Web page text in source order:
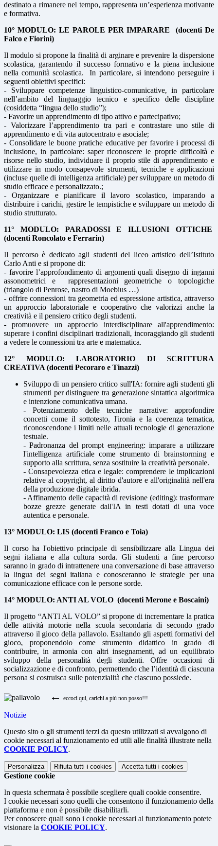
destinato a rimanere nel tempo, rappresenta un’esperienza motivante
e formativa.
10° MODULO: LE PAROLE PER IMPARARE(docenti De
Falco e Fiorini)
Il modulo si propone la finalità di arginare e prevenire la dispersione
scolastica, garantendo il successo formativo e la piena inclusione
nella comunità scolastica. In particolare, si intendono perseguire i
seguenti obiettivi specifici:
- Sviluppare competenze linguistico-comunicative, in particolare
nell’ambito del linguaggio tecnico e specifico delle discipline
(cosiddetta “lingua dello studio”);
- Favorire un apprendimento di tipo attivo e partecipativo;
- Valorizzare l’apprendimento tra pari e contrastare uno stile di
apprendimento e di vita autocentrato e asociale;
- Consolidare le buone pratiche educative per favorire i processi di
inclusione, in particolare: saper riconoscere le proprie difficoltà e
risorse nello studio, individuare il proprio stile di apprendimento e
utilizzare in modo consapevole strumenti, tecniche e applicazioni
(incluse quelle di intelligenza artificiale) per sviluppare un metodo di
studio efficace e personalizzato.;
- Organizzare e pianificare il lavoro scolastico, imparando a
distribuire i carichi, gestire le tempistiche e sviluppare un metodo di
studio strutturato.
11° MODULO: PARADOSSI E ILLUSIONI OTTICHE
(docenti Roncolato e Ferrarin)
Il percorso è dedicato agli studenti del liceo artistico dell’Istituto
Carlo Anti e si propone di:
- favorire l’approfondimento di argomenti quali disegno di inganni
assonometrici e rappresentazioni geometriche o topologiche
(triangolo di Penrose, nastro di Moebius …)
- offrire connessioni tra geometria ed espressione artistica, attraverso
un approccio laboratoriale e cooperativo che valorizzi anche la
creatività e il pensiero critico degli studenti.
- promuovere un approccio interdisciplinare all'apprendimento:
superare i confini disciplinari tradizionali, incoraggiando gli studenti
a vedere le connessioni tra arte e matematica.
12° MODULO: LABORATORIO DI SCRITTURA
CREATIVA (docenti Pecoraro e Tinazzi)
Sviluppo di un pensiero critico sull'IA: fornire agli studenti gli
strumenti per distinguere tra generazione sintattica algoritmica
e intenzione comunicativa umana.
- Potenziamento delle tecniche narrative: approfondire
concetti come il sottotesto, l'ironia e la coerenza tematica,
riconoscendone i limiti nelle attuali tecnologie di generazione
testuale.
- Padronanza del prompt engineering: imparare a utilizzare
l'intelligenza artificiale come strumento di brainstorming e
supporto alla scrittura, senza sostituire la creatività personale.
- Consapevolezza etica e legale: comprendere le implicazioni
relative al copyright, al diritto d'autore e all'originalità nell'era
della produzione digitale ibrida.
- Affinamento delle capacità di revisione (editing): trasformare
bozze grezze generate dall'IA in testi dotati di una voce
autentica e personale.
13° MODULO: LIS (docenti Franco e Toia)
Il corso ha l'obiettivo principale di sensibilizzare alla Lingua dei
segni italiana e alla cultura sorda. Gli studenti a fine percorso
saranno in grado di intrattenere una conversazione di base attraverso
la lingua dei segni italiana e conosceranno le strategie per una
comunicazione efficace con le persone sorde.
14° MODULO: ANTI AL VOLO (docenti Merone e Boscaini)
Il progetto “ANTI AL VOLO” si propone di incrementare la pratica
delle attività motorie nella scuola secondaria di secondo grado
attraverso il gioco della pallavolo. Esaltando gli aspetti formativi del
gioco, proponendolo come strumento didattico in grado di
contribuire, in armonia con altri insegnamenti, ad un equilibrato
sviluppo della personalità degli studenti. Offre occasioni di
socializzazione e di confronto, permettendo che l’identità di ciascuna
persona si costruisca sulle potenzialità che ciascuno possiede.
← eccoci qui, carichi a più non posso!!!
Notizie
Questo sito o gli strumenti terzi da questo utilizzati si avvalgono di
cookie necessari al funzionamento ed utili alle finalità illustrate nella
COOKIE POLICY.
Personalizza Rifiuta tutti i cookies Accetta tutti i cookies
Gestione cookie
In questa schermata è possibile scegliere quali cookie consentire.
I cookie necessari sono quelli che consentono il funzionamento della
piattaforma e non è possibile disabilitarli.
Per conoscere quali sono i cookie necessari al funzionamento potete
visionare la COOKIE POLICY.